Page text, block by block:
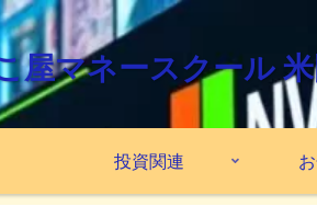
屋マネースクール
投資関連